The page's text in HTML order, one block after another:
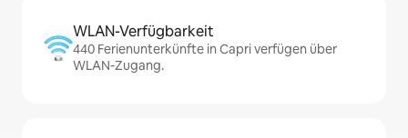
WLAN-Verfügbarkeit
440 Ferienunterkünfte in Capri verfügen über
WLAN-Zugang.